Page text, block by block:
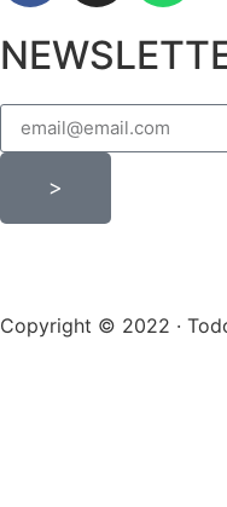
>
Copyright © 2022 ·